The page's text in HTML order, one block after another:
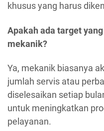
khusus yang harus
Apakah ada target
mekanik?
Ya, mekanik biasanya
jumlah servis atau
diselesaikan setiap
untuk meningkatkan
pelayanan.